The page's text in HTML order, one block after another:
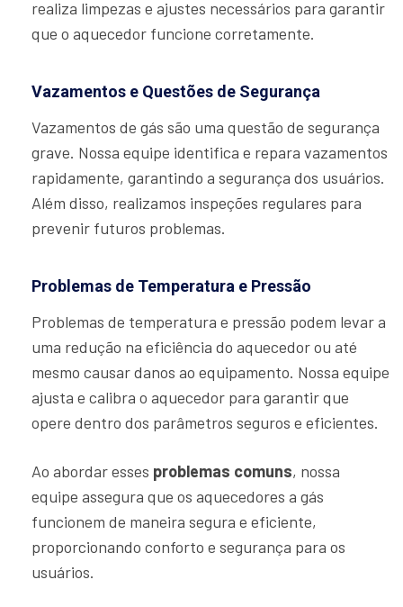
realiza limpezas e ajustes necessários para garantir
que o aquecedor funcione corretamente.
Vazamentos e Questões de Segurança
Vazamentos de gás são uma questão de segurança
grave. Nossa equipe identifica e repara vazamentos
rapidamente, garantindo a segurança dos usuários.
Além disso, realizamos inspeções regulares para
prevenir futuros problemas.
Problemas de Temperatura e Pressão
Problemas de temperatura e pressão podem levar a
uma redução na eficiência do aquecedor ou até
mesmo causar danos ao equipamento. Nossa equipe
ajusta e calibra o aquecedor para garantir que
opere dentro dos parâmetros seguros e eficientes.
Ao abordar esses problemas comuns, nossa
equipe assegura que os aquecedores a gás
funcionem de maneira segura e eficiente,
proporcionando conforto e segurança para os
usuários.